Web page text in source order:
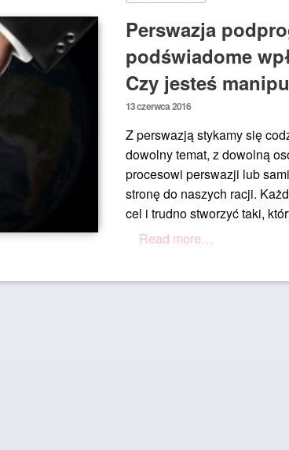
Perswazja
podświadome
Czy jesteś
Posted
13 czerwca 2016
Z perswazją stykamy się
dowolny temat, z dowolną
procesowi perswazji lub
stronę do naszych racji.
cel i trudno stworzyć taki,
Read more…